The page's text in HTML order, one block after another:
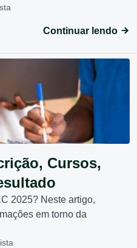
Continuar lendo
Cursos,
2025? Neste artigo,
em torno da